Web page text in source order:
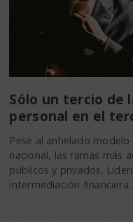
Sólo un tercio de
personal en el
Pese al anhelado
nacional, las ramas más
públicos y privados.
intermediación